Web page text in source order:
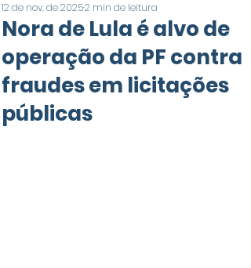
Nora de Lula é alvo de
operação da PF contra
fraudes em licitações
públicas
12 de nov. de 20252 min de leitura